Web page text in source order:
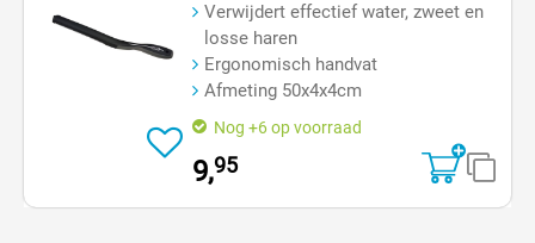
Verwijdert effectief water, zweet en
losse haren
Ergonomisch handvat
Afmeting 50x4x4cm
Nog +6 op voorraad
9,95